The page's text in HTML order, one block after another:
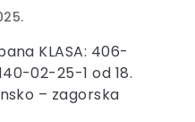
KLASA: 406-
02-25-1 od 18.
– zagorska